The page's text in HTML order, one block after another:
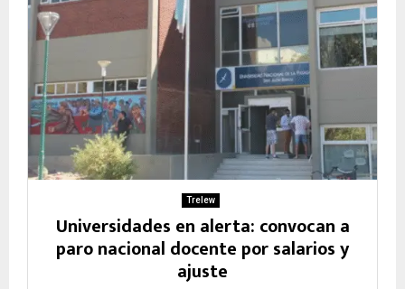
Trelew
Universidades en alerta: convocan a
paro nacional docente por salarios y
ajuste